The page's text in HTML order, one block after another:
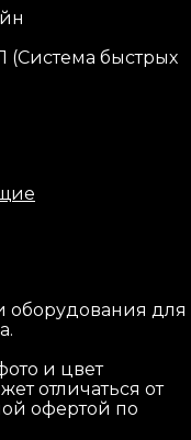
оборудования для
и цвет
отличаться от
офертой по